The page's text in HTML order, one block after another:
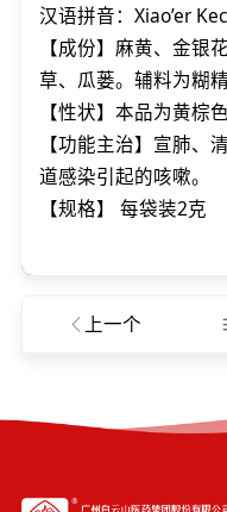
汉语拼音：Xiao’er
【成份】麻黄、金银
草、瓜蒌。辅料为糊精
【性状】本品为黄棕
【功能主治】宣肺、
道感染引起的咳嗽。
【规格】 每袋装2克
上一个